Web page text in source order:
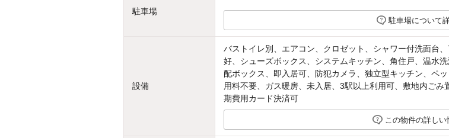
駐車場
駐車場について
設備
バストイレ別、エアコン、クロゼット、シャワー付洗面台
好、シューズボックス、システムキッチン、角住戸、温水
配ボックス、即入居可、防犯カメラ、独立型キッチン、ペ
用料不要、ガス暖房、未入居、3駅以上利用可、敷地内ご
期費用カード決済可
この物件の詳し